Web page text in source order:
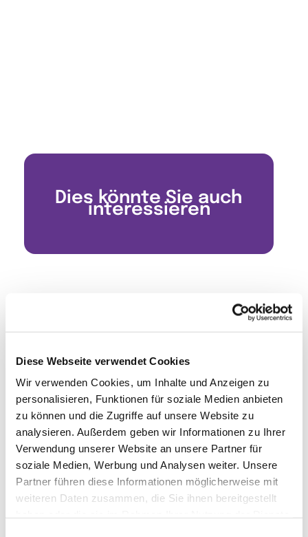
Diese Webseite verwendet Cookies
Wir verwenden Cookies, um Inhalte und Anzeigen zu
personalisieren, Funktionen für soziale Medien anbieten
zu können und die Zugriffe auf unsere Website zu
analysieren. Außerdem geben wir Informationen zu Ihrer
Verwendung unserer Website an unsere Partner für
soziale Medien, Werbung und Analysen weiter. Unsere
Partner führen diese Informationen möglicherweise mit
weiteren Daten zusammen, die Sie ihnen bereitgestellt
Dies könnte Sie auch
interessieren